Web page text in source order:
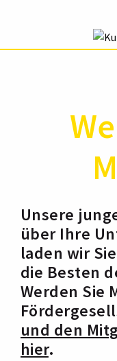
Unsere
über Ihre
laden wir
die Besten
Werden Sie
und den
hier.